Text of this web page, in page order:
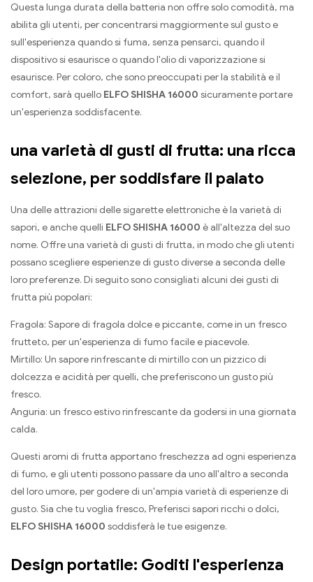
Questa lunga durata della batteria non offre solo comodità, ma
abilita gli utenti, per concentrarsi maggiormente sul gusto e
sull'esperienza quando si fuma, senza pensarci, quando il
dispositivo si esaurisce o quando l'olio di vaporizzazione si
esaurisce. Per coloro, che sono preoccupati per la stabilità e il
comfort, sarà quello ELFO SHISHA 16000 sicuramente portare
un'esperienza soddisfacente.
una varietà di gusti di frutta: una ricca
selezione, per soddisfare il palato
Una delle attrazioni delle sigarette elettroniche è la varietà di
sapori, e anche quelli ELFO SHISHA 16000 è all'altezza del suo
nome. Offre una varietà di gusti di frutta, in modo che gli utenti
possano scegliere esperienze di gusto diverse a seconda delle
loro preferenze. Di seguito sono consigliati alcuni dei gusti di
frutta più popolari:
Fragola: Sapore di fragola dolce e piccante, come in un fresco
frutteto, per un'esperienza di fumo facile e piacevole.
Mirtillo: Un sapore rinfrescante di mirtillo con un pizzico di
dolcezza e acidità per quelli, che preferiscono un gusto più
fresco.
Anguria: un fresco estivo rinfrescante da godersi in una giornata
calda.
Questi aromi di frutta apportano freschezza ad ogni esperienza
di fumo, e gli utenti possono passare da uno all'altro a seconda
del loro umore, per godere di un'ampia varietà di esperienze di
gusto. Sia che tu voglia fresco, Preferisci sapori ricchi o dolci,
ELFO SHISHA 16000 soddisferà le tue esigenze.
Design portatile: Goditi l'esperienza